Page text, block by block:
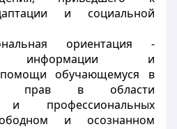
и социальной
ориентация -
информации и
помощи обучающемуся в
прав в области
и профессиональных
и осознанном